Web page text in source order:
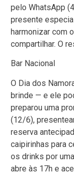
pelo WhatsApp
presente
harmonizar com
compartilhar. O
Bar Nacional
O Dia dos
brinde — e ele
preparou uma
(12/6),
reserva
caipirinhas para
os drinks por
abre às 17h e